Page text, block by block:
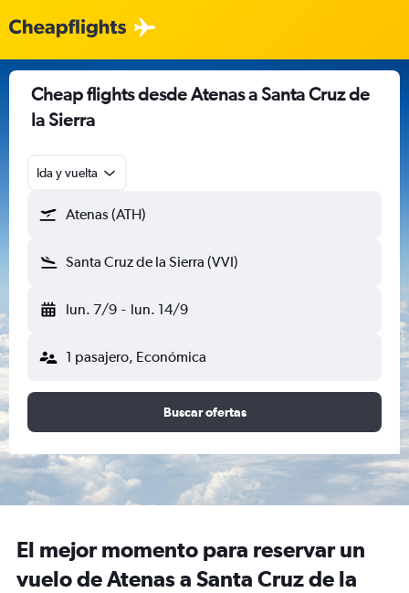
Cheap flights desde Atenas a Santa Cruz de
la Sierra
Ida y vuelta
Atenas (ATH)
Santa Cruz de la Sierra (VVI)
lun. 7/9 - lun. 14/9
1 pasajero, Económica
Buscar ofertas
El mejor momento para reservar un
vuelo de Atenas a Santa Cruz de la